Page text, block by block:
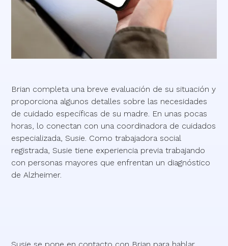
Brian completa una breve evaluación de su situación y
proporciona algunos detalles sobre las necesidades
de cuidado específicas de su madre. En unas pocas
horas, lo conectan con una coordinadora de cuidados
especializada, Susie. Como trabajadora social
registrada, Susie tiene experiencia previa trabajando
con personas mayores que enfrentan un diagnóstico
de Alzheimer.
Susie se pone en contacto con Brian para hablar